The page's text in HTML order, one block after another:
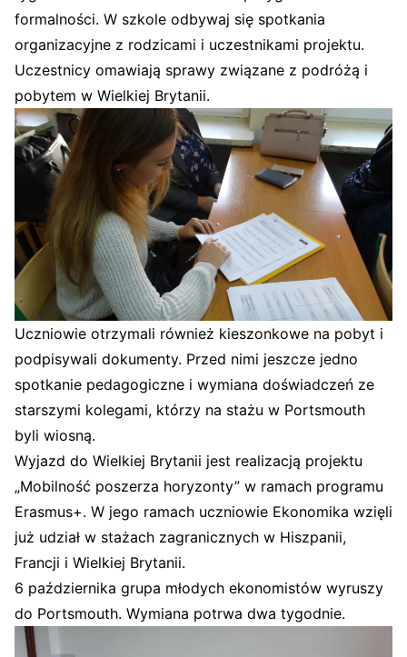
formalności. W szkole odbywaj się spotkania
organizacyjne z rodzicami i uczestnikami projektu.
Uczestnicy omawiają sprawy związane z podróżą i
pobytem w Wielkiej Brytanii.
Uczniowie otrzymali również kieszonkowe na pobyt i
podpisywali dokumenty. Przed nimi jeszcze jedno
spotkanie pedagogiczne i wymiana doświadczeń ze
starszymi kolegami, którzy na stażu w Portsmouth
byli wiosną.
Wyjazd do Wielkiej Brytanii jest realizacją projektu
„Mobilność poszerza horyzonty” w ramach programu
Erasmus+. W jego ramach uczniowie Ekonomika wzięli
już udział w stażach zagranicznych w Hiszpanii,
Francji i Wielkiej Brytanii.
6 października grupa młodych ekonomistów wyruszy
do Portsmouth. Wymiana potrwa dwa tygodnie.